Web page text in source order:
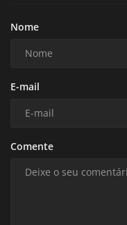
Nome
E-mail
Comente